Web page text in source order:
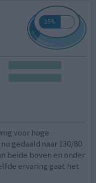
voor hoge
gedaald naar 130/80
beide boven en onder
ervaring gaat het